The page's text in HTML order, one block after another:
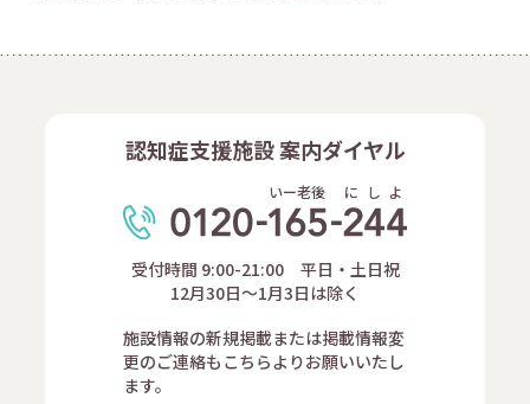
認知症支援施設 案内ダイヤル
いー老後 に し よ
受付時間 9:00-21:00 平日・土日祝
12月30日～1月3日は除く
施設情報の新規掲載または掲載情報変
更のご連絡もこちらよりお願いいたし
ます。